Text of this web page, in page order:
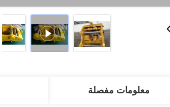
معلومات مفصلة